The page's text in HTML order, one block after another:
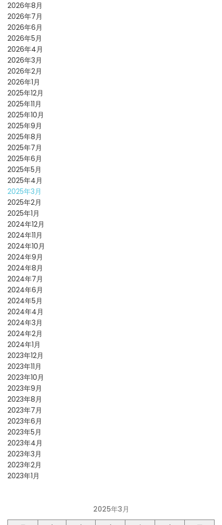
2026年8月
2026年7月
2026年6月
2026年5月
2026年4月
2026年3月
2026年2月
2026年1月
2025年12月
2025年11月
2025年10月
2025年9月
2025年8月
2025年7月
2025年6月
2025年5月
2025年4月
2025年3月
2025年2月
2025年1月
2024年12月
2024年11月
2024年10月
2024年9月
2024年8月
2024年7月
2024年6月
2024年5月
2024年4月
2024年3月
2024年2月
2024年1月
2023年12月
2023年11月
2023年10月
2023年9月
2023年8月
2023年7月
2023年6月
2023年5月
2023年4月
2023年3月
2023年2月
2023年1月
2025年3月